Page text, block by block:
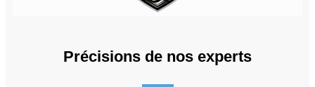
Précisions de nos experts